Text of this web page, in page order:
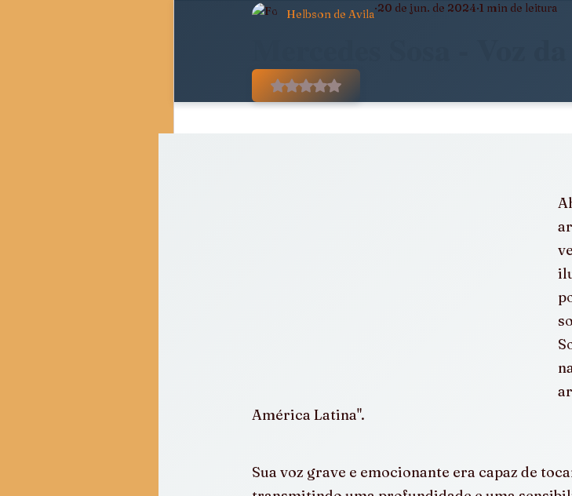
Pedagogia Crítica e Sociedade
Movimentos Sociais e Resistência
Infâncias e
Helbson de Avila 20 de jun. de 2024 1 min de leitura
Avaliado com NaN de 5 estrelas.
América Latina".
Sua voz grave e emocionante era capaz de